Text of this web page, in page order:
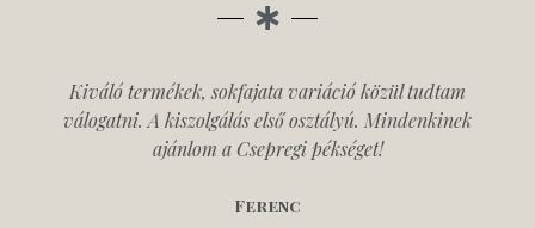
Kiváló termékek, sokfajata variáció közül tudtam
válogatni. A kiszolgálás első osztályú. Mindenkinek
ajánlom a Csepregi pékséget!
Ferenc